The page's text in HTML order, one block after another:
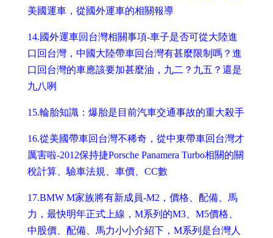
美國運車，從國外運車的相關報導
14.國外運車回台灣相關事項-車子是否可從大陸進
口回台灣，中國大陸帶車回台灣有甚麼限制嗎？進
口回台灣的車應該要加甚麼油，九二？九五？還是
九八咧
15.輪胎知識：爆胎是目前汽車交通事故的重大殺手
16.從美國帶車回台灣不稀奇，從中東帶車回台灣才
厲害啦-2012保持捷Porsche Panamera Turbo相關的關
稅計算、驗車法規、車價、CC數
17.BMW M家族將有新成員-M2，價格、配備、馬
力，最快明年正式上線，M系列的M3、M5價格、
中股價、配備、馬力小小介紹下，M系列是台灣人